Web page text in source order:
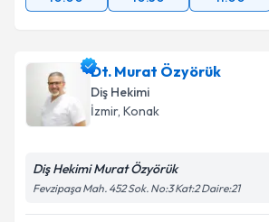
Dt. Murat Özyörük
Diş Hekimi
İzmir, Konak
Diş Hekimi Murat Özyörük
Fevzipaşa Mah. 452 Sok. No:3 Kat:2 Daire:21